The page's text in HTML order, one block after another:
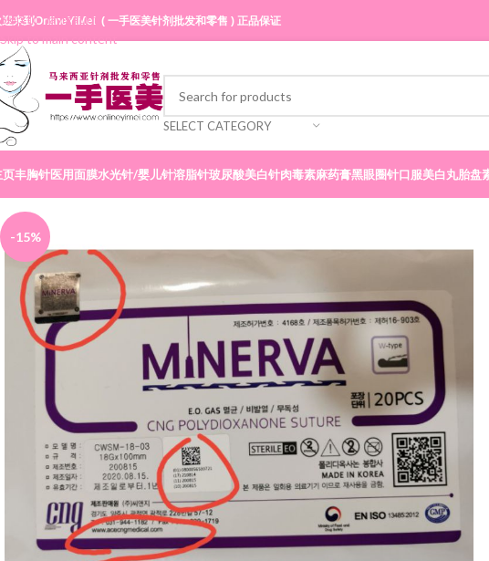
Skip to navigation
Skip to main content
迎来到OnlineYiMei ( 一手医美针剂批发和零售 ) 正品保证
SELECT CATEGORY
页丰胸针医用面膜水光针/婴儿针溶脂针玻尿酸美白针肉毒素麻药膏黑眼圈针口服美白丸胎盘
-15%